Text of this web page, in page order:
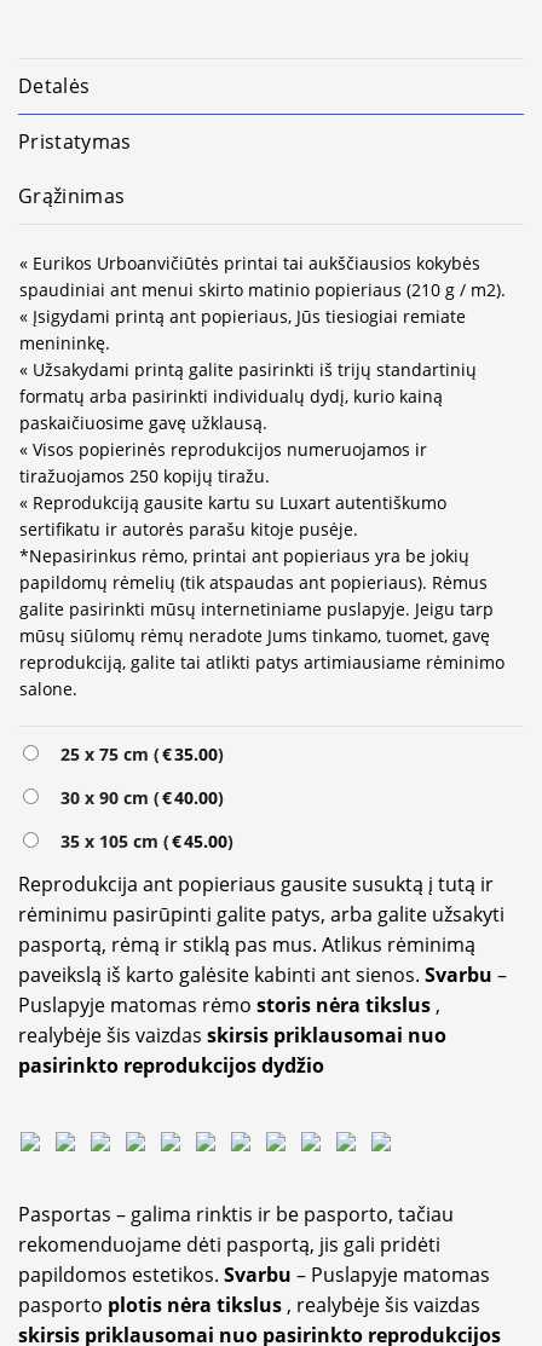
Detalės
Pristatymas
Grąžinimas
« Eurikos Urboanvičiūtės printai tai aukščiausios kokybės
spaudiniai ant menui skirto matinio popieriaus (210 g / m2).
« Įsigydami printą ant popieriaus, Jūs tiesiogiai remiate
menininkę.
« Užsakydami printą galite pasirinkti iš trijų standartinių
formatų arba pasirinkti individualų dydį, kurio kainą
paskaičiuosime gavę užklausą.
« Visos popierinės reprodukcijos numeruojamos ir
tiražuojamos 250 kopijų tiražu.
« Reprodukciją gausite kartu su Luxart autentiškumo
sertifikatu ir autorės parašu kitoje pusėje.
*Nepasirinkus rėmo, printai ant popieriaus yra be jokių
papildomų rėmelių (tik atspaudas ant popieriaus). Rėmus
galite pasirinkti mūsų internetiniame puslapyje. Jeigu tarp
mūsų siūlomų rėmų neradote Jums tinkamo, tuomet, gavę
reprodukciją, galite tai atlikti patys artimiausiame rėminimo
salone.
25 x 75 cm (€35.00)
30 x 90 cm (€40.00)
35 x 105 cm (€45.00)
Reprodukcija ant popieriaus gausite susuktą į tutą ir
rėminimu pasirūpinti galite patys, arba galite užsakyti
pasportą, rėmą ir stiklą pas mus. Atlikus rėminimą
paveikslą iš karto galėsite kabinti ant sienos. Svarbu –
Puslapyje matomas rėmo storis nėra tikslus ,
realybėje šis vaizdas skirsis priklausomai nuo
pasirinkto reprodukcijos dydžio
Pasportas – galima rinktis ir be pasporto, tačiau
rekomenduojame dėti pasportą, jis gali pridėti
papildomos estetikos. Svarbu – Puslapyje matomas
pasporto plotis nėra tikslus , realybėje šis vaizdas
skirsis priklausomai nuo pasirinkto reprodukcijos